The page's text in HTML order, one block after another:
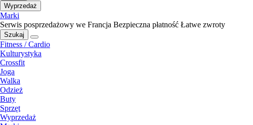
Wyprzedaż
Marki
Serwis posprzedażowy we Francja Bezpieczna płatność Łatwe zwroty
Szukaj
Fitness / Cardio
Kulturystyka
Crossfit
Joga
Walka
Odzież
Buty
Sprzęt
Wyprzedaż